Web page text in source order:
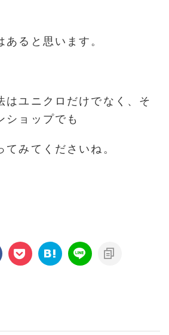
ると思います。
はユニクロだけでなく、そ
ショップでも
みてくださいね。